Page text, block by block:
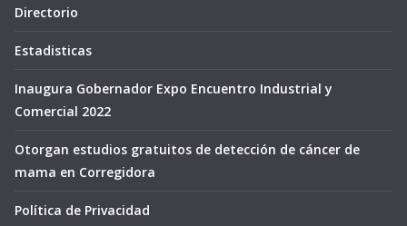
Directorio
Estadisticas
Inaugura Gobernador Expo Encuentro Industrial y
Comercial 2022
Otorgan estudios gratuitos de detección de cáncer de
mama en Corregidora
Política de Privacidad